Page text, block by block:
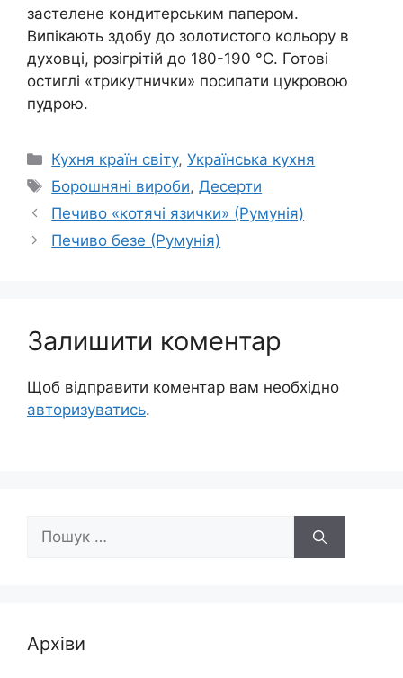
застелене кондитерським папером.
Випікають здобу до золотистого кольору в
духовці, розігрітій до 180-190 °С. Готові
остиглі «трикутнички» посипати цукровою
пудрою.
Категорії
Кухня країн світу,Українська кухня
Позначки
Борошняні вироби,Десерти
Печиво «котячі язички» (Румунія)
Печиво безе (Румунія)
Залишити коментар
Щоб відправити коментар вам необхідно
авторизуватись.
Пошук:
Архіви